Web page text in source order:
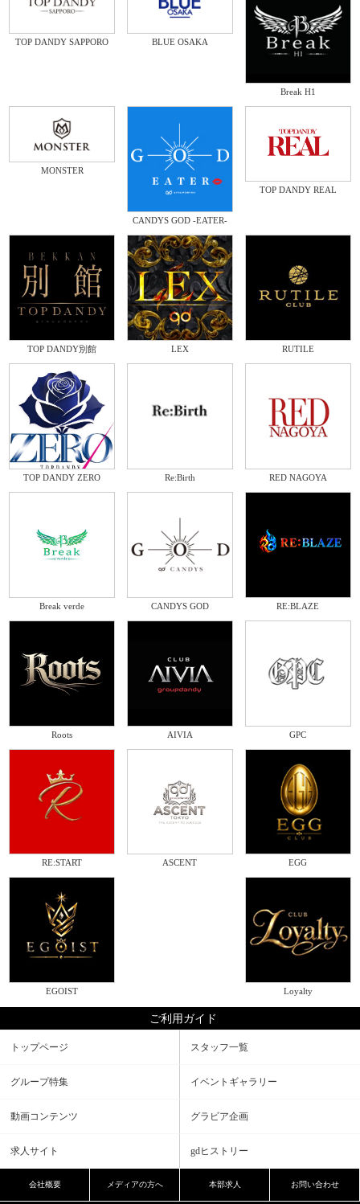
TOP DANDY SAPPORO BLUE OSAKA
Break H1
MONSTER
CANDYS GOD -EATER-
TOP DANDY REAL
TOP DANDY別館 LEX RUTILE
TOP DANDY ZERO Re:Birth RED NAGOYA
Break verde CANDYS GOD RE:BLAZE
Roots AIVIA GPC
RE:START ASCENT EGG
EGOIST Loyalty
ご利用ガイド
トップページ スタッフ一覧
イベントギャラリー
グループ特集
グラビア企画
動画コンテンツ
gdヒストリー
求人サイト
会社概要 メディアの方へ 本部求人 お問い合わせ